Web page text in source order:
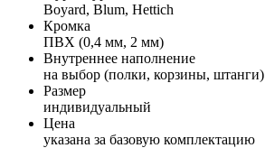
Boyard, Blum, Hettich
Кромка
ПВХ (0,4 мм, 2 мм)
Внутреннее наполнение
на выбор (полки, корзины, штанги)
Размер
индивидуальный
Цена
указана за базовую комплектацию